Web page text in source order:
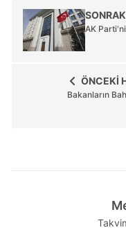
AK
ÖNCEKİ
Bakanların